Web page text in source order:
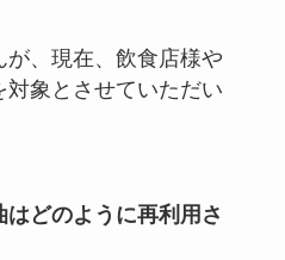
が、現在、飲食店様や
象とさせていただい
はどのように再利用さ